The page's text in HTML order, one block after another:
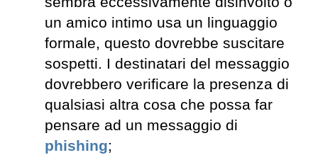
un amico intimo usa un linguaggio
formale, questo dovrebbe suscitare
sospetti. I destinatari del messaggio
dovrebbero verificare la presenza di
qualsiasi altra cosa che possa far
pensare ad un messaggio di
phishing;